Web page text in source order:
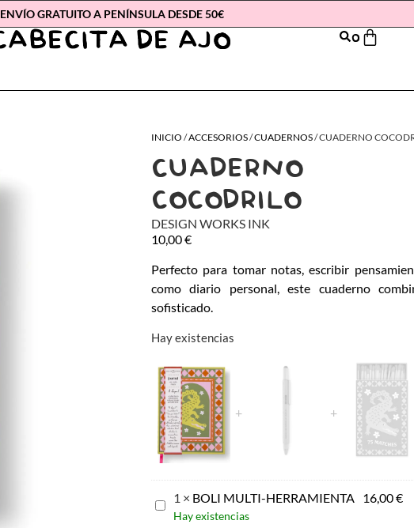
ENVÍO GRATUITO A PENÍNSULA DESDE 50€
0
INICIO /ACCESORIOS/CUADERNOS/ CUADERNO
CUADERNO
COCODRILO
DESIGN WORKS INK
10,00€
Perfecto para tomar notas, escribir
como diario personal, este cuaderno
sofisticado.
Hay existencias
BOLI
MULTI-
1 × BOLI MULTI-HERRAMIENTA 16,00€
Hay existencias